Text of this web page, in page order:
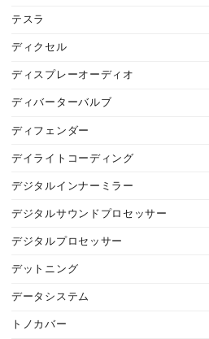
テスラ
ディクセル
ディスプレーオーディオ
ディバーターバルブ
ディフェンダー
デイライトコーディング
デジタルインナーミラー
デジタルサウンドプロセッサー
デジタルプロセッサー
デットニング
データシステム
トノカバー